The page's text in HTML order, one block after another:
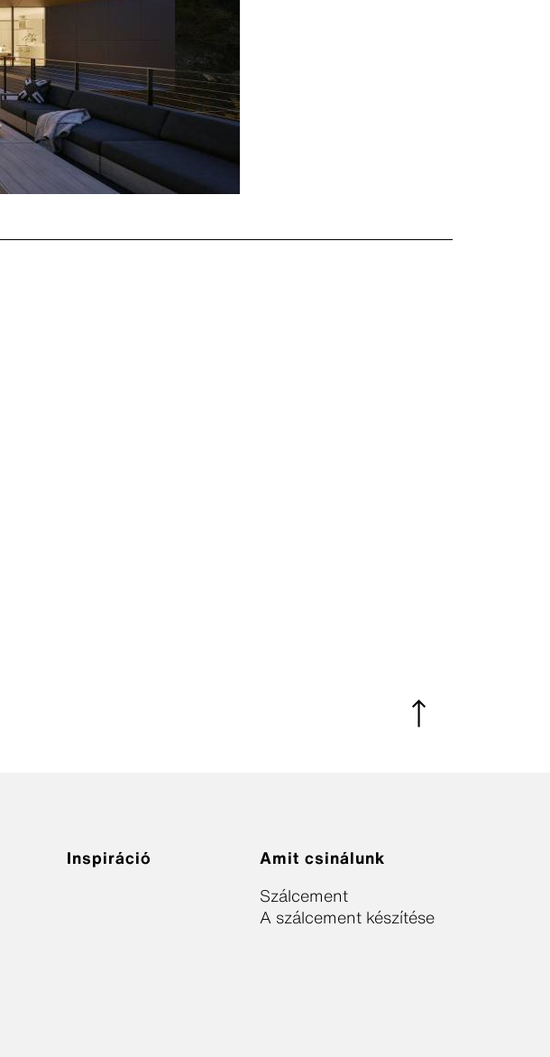
Inspiráció
Amit csinálunk
Szálcement
A szálcement készítése